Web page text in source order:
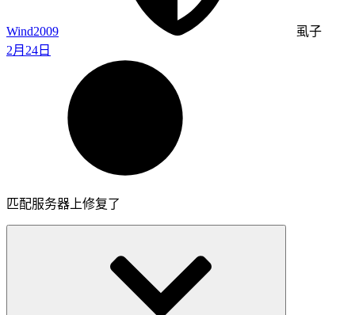
Wind2009
虱子
2月24日
匹配服务器上修复了